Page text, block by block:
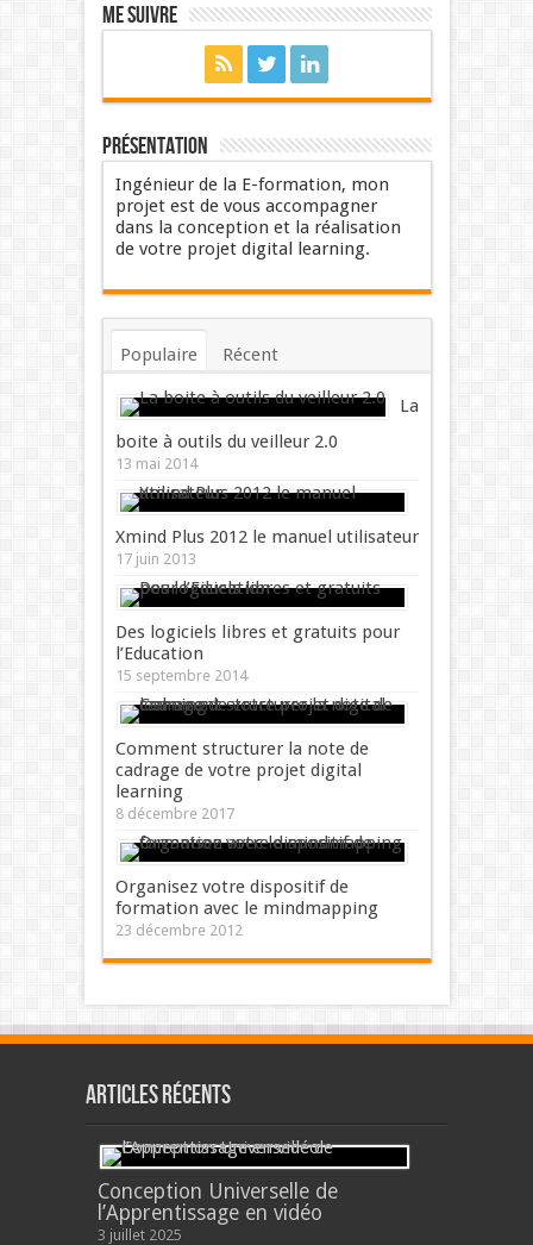
Me suivre
Présentation
Ingénieur de la E-formation, mon
projet est de vous accompagner
dans la conception et la réalisation
de votre projet digital learning.
Populaire Récent
Commentaires Mots-clés
La
boite à outils du veilleur 2.0
13 mai 2014
Xmind Plus 2012 le manuel utilisateur
17 juin 2013
Des logiciels libres et gratuits pour
l’Education
15 septembre 2014
Comment structurer la note de
cadrage de votre projet digital
learning
8 décembre 2017
Organisez votre dispositif de
formation avec le mindmapping
23 décembre 2012
Articles récents
Conception Universelle de
l’Apprentissage en vidéo
3 juillet 2025